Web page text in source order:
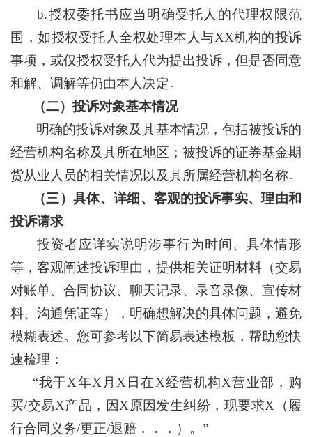
b.授权委托书应当明确受托人的代理权限范
围，如授权受托人全权处理本人与XX机构的投诉
事项，或仅授权受托人代为提出投诉，但是否同意
和解、调解等仍由本人决定。
（二）投诉对象基本情况
明确的投诉对象及其基本情况，包括被投诉的
经营机构名称及其所在地区；被投诉的证券基金期
货从业人员的相关情况以及其所属经营机构名称。
（三）具体、详细、客观的投诉事实、理由和
投诉请求
投资者应详实说明涉事行为时间、具体情形
等，客观阐述投诉理由，提供相关证明材料（交易
对账单、合同协议、聊天记录、录音录像、宣传材
料、沟通凭证等），明确想解决的具体问题，避免
模糊表述。您可参考以下简易表述模板，帮助您快
速梳理：
“我于X年X月X日在X经营机构X营业部，购
买/交易X产品，因X原因发生纠纷，现要求X（履
行合同义务/更正/退赔．．．）。”